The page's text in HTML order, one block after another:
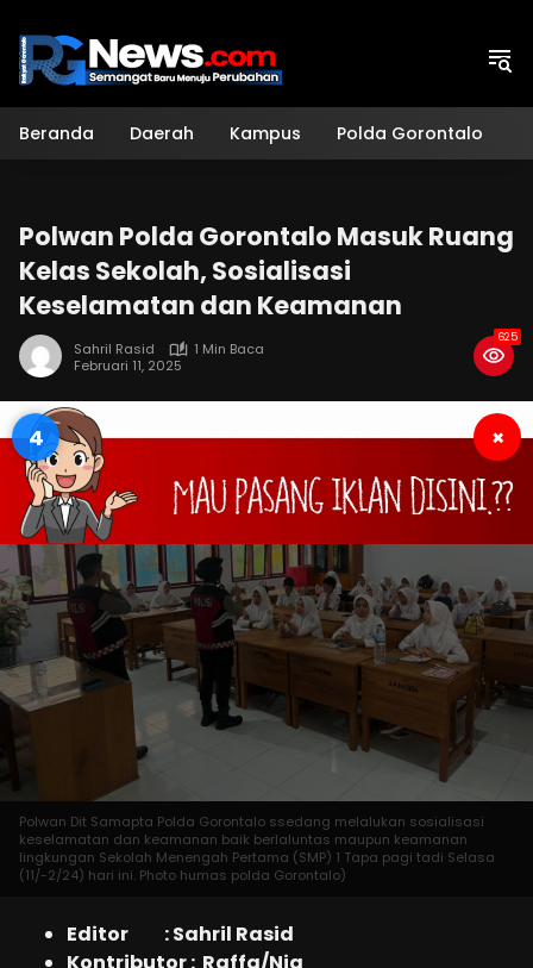
konten
Beranda Daerah Kampus Polda Gorontalo
Polwan Polda Gorontalo Masuk Ruang
Kelas Sekolah, Sosialisasi
Keselamatan dan Keamanan
Sahril Rasid
1 Min Baca
Februari 11, 2025
625
4 ×
Polwan Dit Samapta Polda Gorontalo ssedang melalukan sosialisasi
keselamatan dan keamanan baik berlaluntas maupun keamanan
lingkungan Sekolah Menengah Pertama (SMP) 1 Tapa pagi tadi Selasa
(11/-2/24) hari ini. Photo humas polda Gorontalo)
Editor : Sahril Rasid